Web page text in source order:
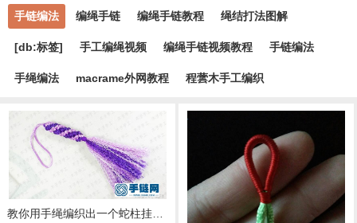
手链编法 编绳手链 编绳手链教程 绳结打法图解
[db:标签] 手工编绳视频 编绳手链视频教程 手链编法
手绳编法 macrame外网教程 程蕓木手工编织
教你用手绳编织出一个蛇柱挂件，既实用又漂亮